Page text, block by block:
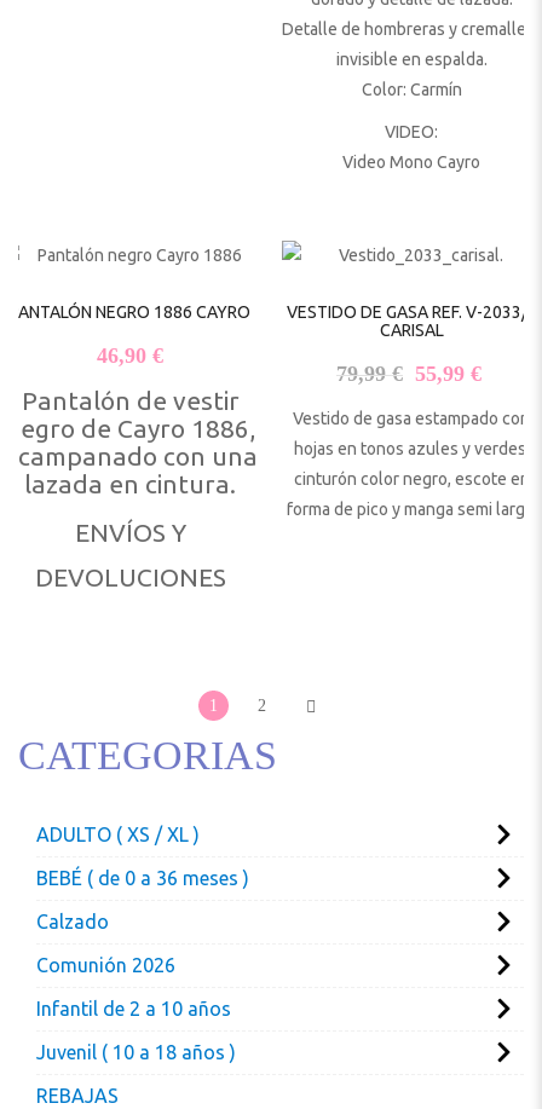
Detalle de hombreras y cremallera
invisible en espalda.
Color: Carmín
VIDEO:
Video Mono Cayro
PANTALÓN NEGRO 1886 CAYRO
46,90€
Pantalón de vestir
negro de Cayro 1886,
acampanado con una
lazada en cintura.
ENVÍOS Y
DEVOLUCIONES
VESTIDO DE GASA REF. V-2033/5
CARISAL
79,99€ El precio
55,99 €
Vestido de gasa estampado con
hojas en tonos azules y verdes,
cinturón color negro, escote en
forma de pico y manga semi larga.
1 2
CATEGORIAS
ADULTO ( XS / XL )
BEBÉ ( de 0 a 36 meses )
Calzado
Comunión 2026
Infantil de 2 a 10 años
Juvenil ( 10 a 18 años )
REBAJAS